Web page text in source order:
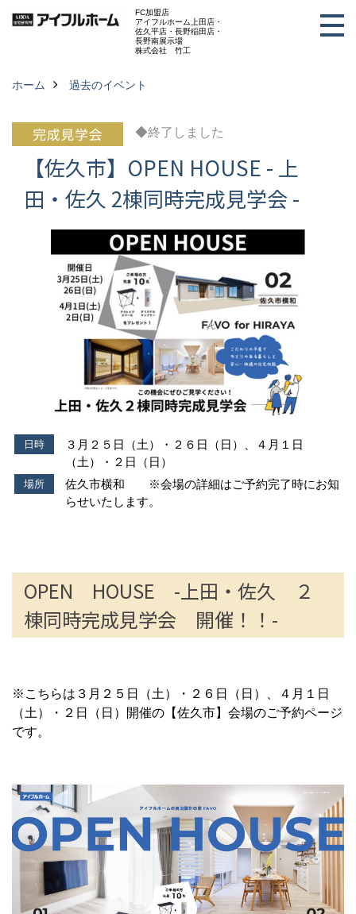
FC加盟店
アイフルホーム上田店・
佐久平店・長野稲田店・
長野南展示場
株式会社 竹工
ホーム 過去のイベント
◆終了しました
【佐久市】OPEN HOUSE - 上
田・佐久 2棟同時完成見学会 -
日時
３月２５日（土）・２６日（日）、４月１日
（土）・２日（日）
場所
佐久市横和 ※会場の詳細はご予約完了時にお知
らせいたします。
OPEN HOUSE -上田・佐久 ２
棟同時完成見学会 開催！！-
※こちらは３月２５日（土）・２６日（日）、４月１日
（土）・２日（日）開催の【佐久市】会場のご予約ページ
です。